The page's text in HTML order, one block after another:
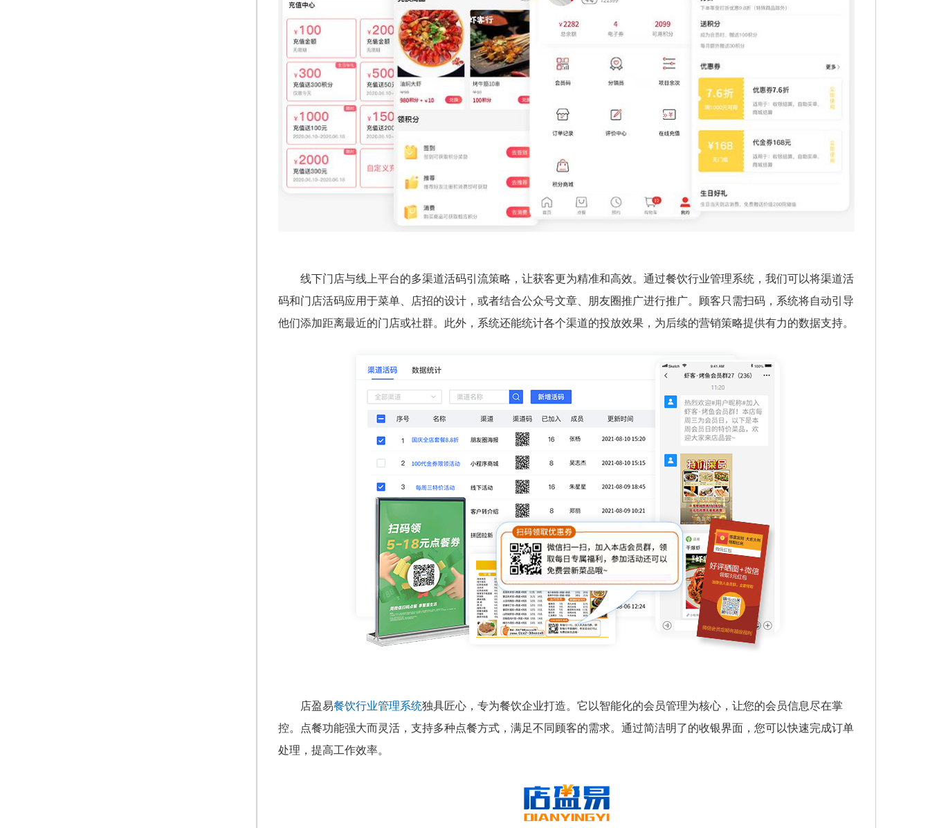
线下门店与线上平台的多渠道活码引流策略，让获客更为精准和高效。通过餐饮行业管理系统，我们可以将渠道活
码和门店活码应用于菜单、店招的设计，或者结合公众号文章、朋友圈推广进行推广。顾客只需扫码，系统将自动引导
他们添加距离最近的门店或社群。此外，系统还能统计各个渠道的投放效果，为后续的营销策略提供有力的数据支持。
店盈易餐饮行业管理系统独具匠心，专为餐饮企业打造。它以智能化的会员管理为核心，让您的会员信息尽在掌
控。点餐功能强大而灵活，支持多种点餐方式，满足不同顾客的需求。通过简洁明了的收银界面，您可以快速完成订单
处理，提高工作效率。